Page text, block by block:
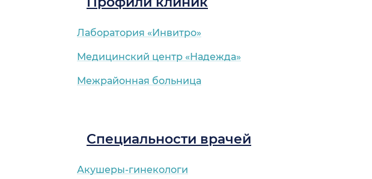
Лаборатория «Инвитро»
Медицинский центр «Надежда»
Межрайонная больница
Специальности врачей
Акушеры-гинекологи